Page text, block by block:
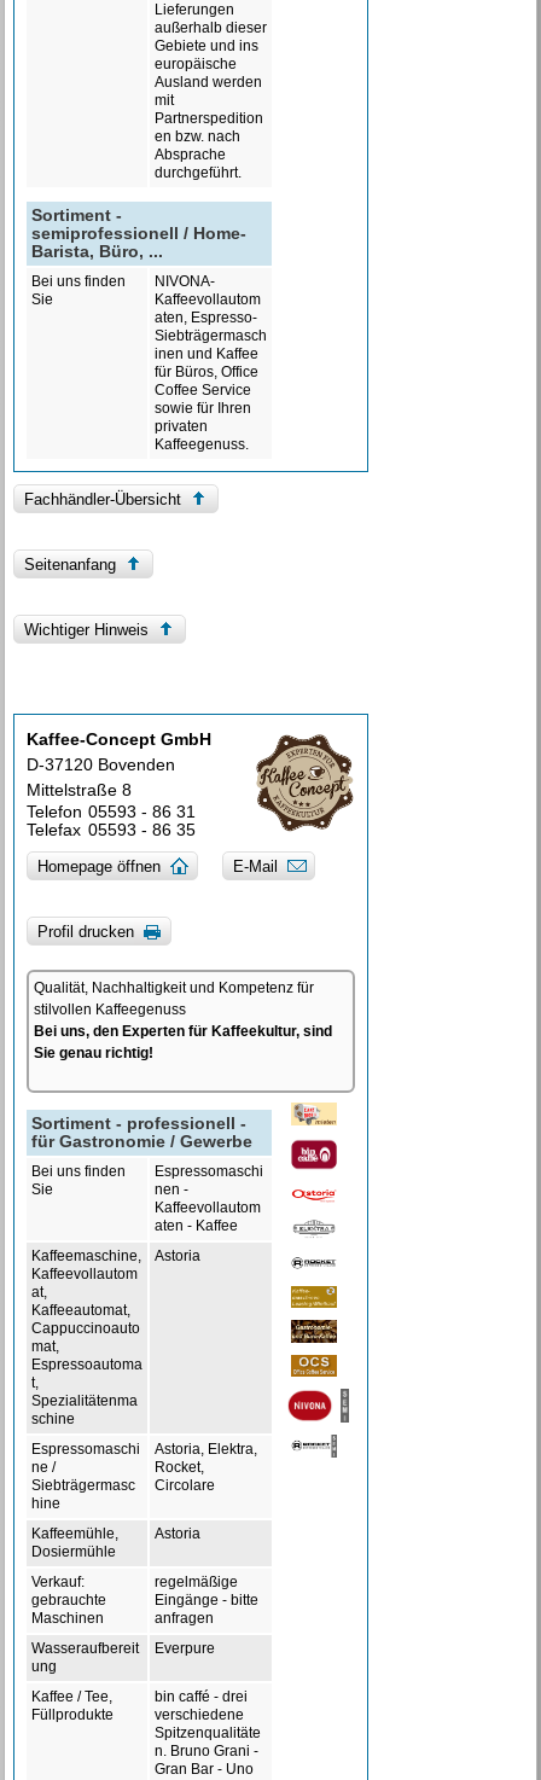
Lieferungen
außerhalb dieser
Gebiete und ins
europäische
Ausland werden
mit
Partnerspedition
en bzw. nach
Absprache
durchgeführt.
Sortiment -
semiprofessionell / Home-
Barista, Büro, ...
Bei uns finden
Sie
NIVONA-
Kaffeevollautom
aten, Espresso-
Siebträgermasch
inen und Kaffee
für Büros, Office
Coffee Service
sowie für Ihren
privaten
Kaffeegenuss.
Fachhändler-Übersicht
Seitenanfang
Wichtiger Hinweis
Kaffee-Concept GmbH
D-37120 Bovenden
Mittelstraße 8
Telefon 05593 - 86 31
Telefax 05593 - 86 35
Homepage öffnen E-Mail
Profil drucken
Qualität, Nachhaltigkeit und Kompetenz für
stilvollen Kaffeegenuss
Bei uns, den Experten für Kaffeekultur, sind
Sie genau richtig!
Sortiment - professionell -
für Gastronomie / Gewerbe
Bei uns finden
Sie
Espressomaschi
nen -
Kaffeevollautom
aten - Kaffee
Kaffeemaschine,
Kaffeevollautom
at,
Kaffeeautomat,
Cappuccinoauto
mat,
Espressoautoma
t,
Spezialitätenma
schine
Astoria
Espressomaschi
ne /
Siebträgermasc
hine
Astoria, Elektra,
Rocket,
Circolare
Kaffeemühle,
Dosiermühle
Astoria
Verkauf:
gebrauchte
Maschinen
regelmäßige
Eingänge - bitte
anfragen
Wasseraufbereit
ung
Everpure
Kaffee / Tee,
Füllprodukte
bin caffé - drei
verschiedene
Spitzenqualitäte
n. Bruno Grani -
Gran Bar - Uno